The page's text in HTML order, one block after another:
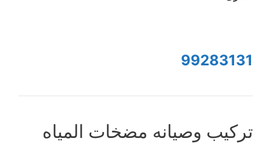
99283131
تركيب وصيانه مضخات المياه